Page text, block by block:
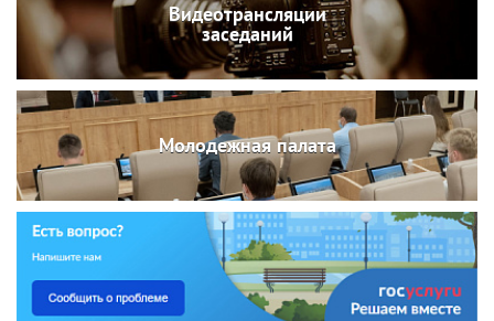
Видеотрансляции
заседаний
Молодежная палата